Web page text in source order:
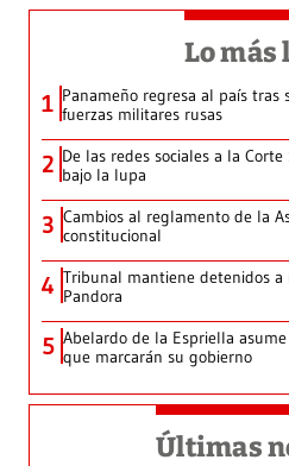
Lo más
1 Panameño regresa al país tras
fuerzas militares rusas
2 De las redes sociales a la
bajo la lupa
3 Cambios al reglamento de la
constitucional
4 Tribunal mantiene detenidos a
Pandora
5 Abelardo de la Espriella
que marcarán su gobierno
Últimas